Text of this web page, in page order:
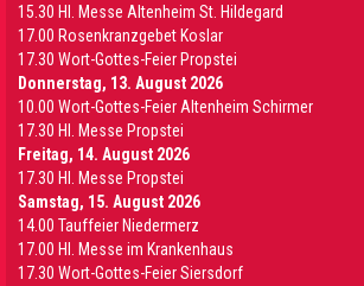
15.30 Hl. Messe Altenheim St. Hildegard
17.00 Rosenkranzgebet Koslar
17.30 Wort-Gottes-Feier Propstei
Donnerstag, 13. August 2026
10.00 Wort-Gottes-Feier Altenheim Schirmer
17.30 Hl. Messe Propstei
Freitag, 14. August 2026
17.30 Hl. Messe Propstei
Samstag, 15. August 2026
14.00 Tauffeier Niedermerz
17.00 Hl. Messe im Krankenhaus
17.30 Wort-Gottes-Feier Siersdorf